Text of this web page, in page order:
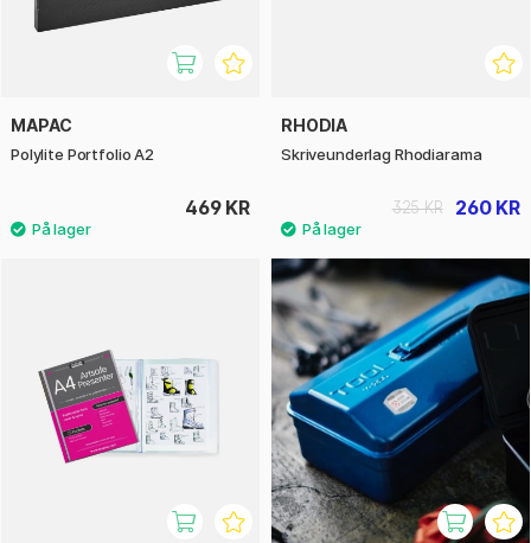
MAPAC
Polylite Portfolio A2
469 KR
RHODIA
Skriveunderlag Rhodiarama
260 KR
325 KR